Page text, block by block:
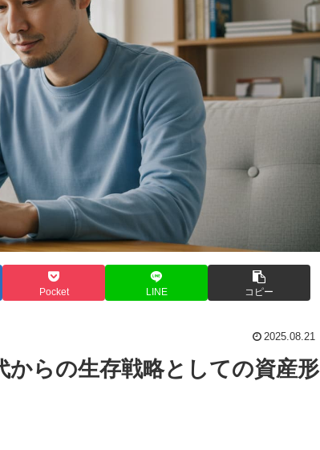
Pocket LINE コピー
2025.08.21
からの生存戦略としての資産形